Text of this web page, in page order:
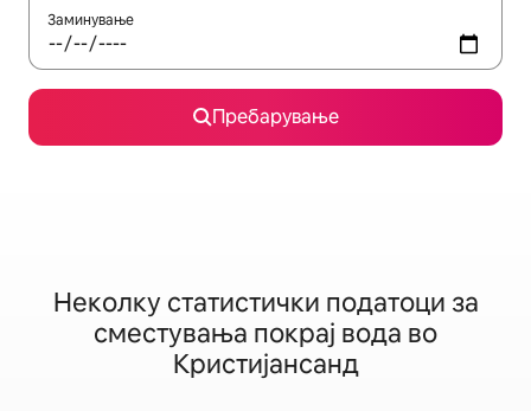
Заминување
Пребарување
Неколку статистички податоци за
сместувања покрај вода во
Кристијансанд